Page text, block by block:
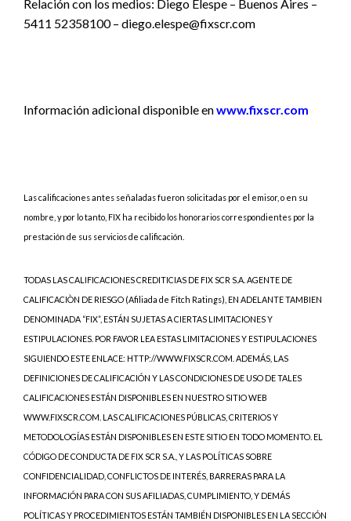
Relación con los medios: Diego Elespe – Buenos Aires –
5411 52358100 – diego.elespe@fixscr.com
Información adicional disponible enwww.fixscr.com
Las calificaciones antes señaladas fueron solicitadas por el emisor, o en su
nombre, y por lo tanto, FIX ha recibido los honorarios correspondientes por la
prestación de sus servicios de calificación.
TODAS LAS CALIFICACIONES CREDITICIAS DE FIX SCR S.A. AGENTE DE
CALIFICACIÒN DE RIESGO (Afiliada de Fitch Ratings), EN ADELANTE TAMBIEN
DENOMINADA “FIX”, ESTÁN SUJETAS A CIERTAS LIMITACIONES Y
ESTIPULACIONES. POR FAVOR LEA ESTAS LIMITACIONES Y ESTIPULACIONES
SIGUIENDO ESTE ENLACE: HTTP://WWW.FIXSCR.COM. ADEMÁS, LAS
DEFINICIONES DE CALIFICACIÓN Y LAS CONDICIONES DE USO DE TALES
CALIFICACIONES ESTÁN DISPONIBLES EN NUESTRO SITIO WEB
WWW.FIXSCR.COM. LAS CALIFICACIONES PÚBLICAS, CRITERIOS Y
METODOLOGÍAS ESTÁN DISPONIBLES EN ESTE SITIO EN TODO MOMENTO. EL
CÓDIGO DE CONDUCTA DE FIX SCR S.A., Y LAS POLÍTICAS SOBRE
CONFIDENCIALIDAD, CONFLICTOS DE INTERÉS, BARRERAS PARA LA
INFORMACIÓN PARA CON SUS AFILIADAS, CUMPLIMIENTO, Y DEMÁS
POLÍTICAS Y PROCEDIMIENTOS ESTÁN TAMBIÉN DISPONIBLES EN LA SECCIÓN